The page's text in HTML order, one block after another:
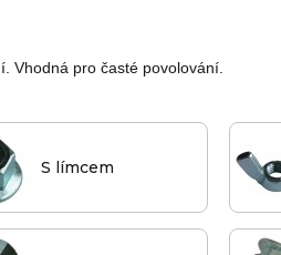
Vhodná pro časté povolování.
S límcem